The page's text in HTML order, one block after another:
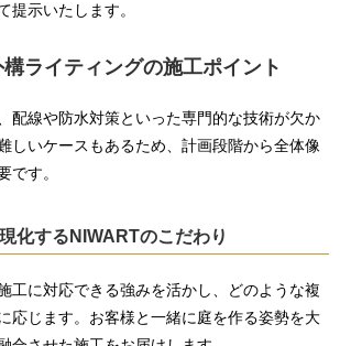
提示いたします。
ライティングの施工ポイント
配線や防水対策といった専門的な技術が欠か
しいケースもあるため、計画段階から全体像
です。
化するNIWARTのこだわり
工に対応できる強みを活かし、どのような複
応じます。お客様と一緒に庭を作る姿勢を大